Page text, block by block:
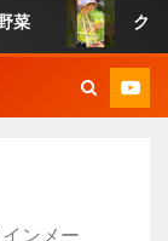
クックパッドで人
ンメー